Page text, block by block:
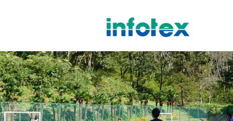
インフォテックス株式会社